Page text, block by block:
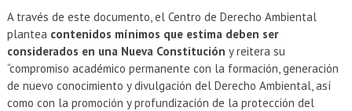
A través de este documento, el Centro de Derecho Ambiental
plantea contenidos mínimos que estima deben ser
considerados en una Nueva Constitución y reitera su
“compromiso académico permanente con la formación, generación
de nuevo conocimiento y divulgación del Derecho Ambiental, así
como con la promoción y profundización de la protección del